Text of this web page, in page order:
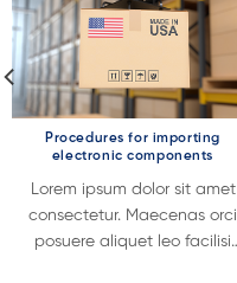
Procedures for importing
electronic components
Lorem ipsum dolor sit amet
consectetur. Maecenas orci
posuere aliquet leo facilisi